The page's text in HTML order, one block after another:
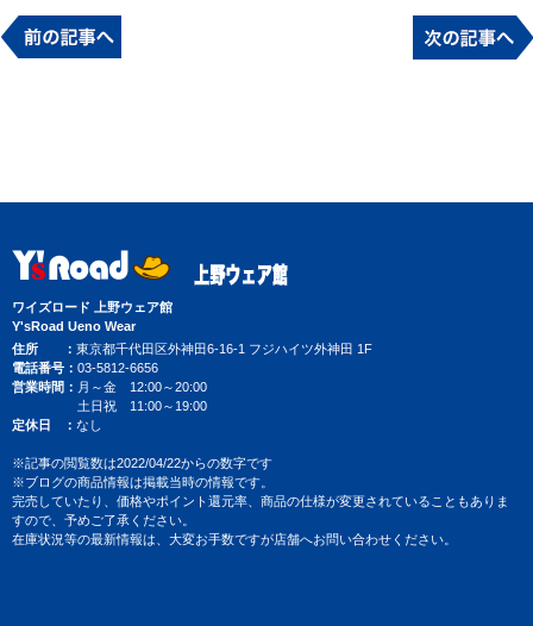
ワイズロード 上野ウェア館
Y'sRoad Ueno Wear
住所
東京都千代田区外神田6-16-1 フジハイツ外神田 1F
電話番号
03-5812-6656
営業時間
月～金 12:00～20:00
土日祝 11:00～19:00
定休日
なし
※記事の閲覧数は2022/04/22からの数字です
※ブログの商品情報は掲載当時の情報です。
完売していたり、価格やポイント還元率、商品の仕様が変更されていることもありま
すので、予めご了承ください。
在庫状況等の最新情報は、大変お手数ですが店舗へお問い合わせください。